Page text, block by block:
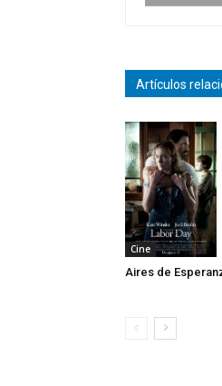
Artículos
Cine
Aires de